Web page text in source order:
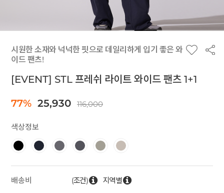
시원한 소재와 넉넉한 핏으로 데일리하게 입기 좋은 와
이드 팬츠!
[EVENT] STL 프레쉬 라이트 와이드 팬츠 1+1
77% 25,930 116,000
색상정보
배송비 (조건) 지역별